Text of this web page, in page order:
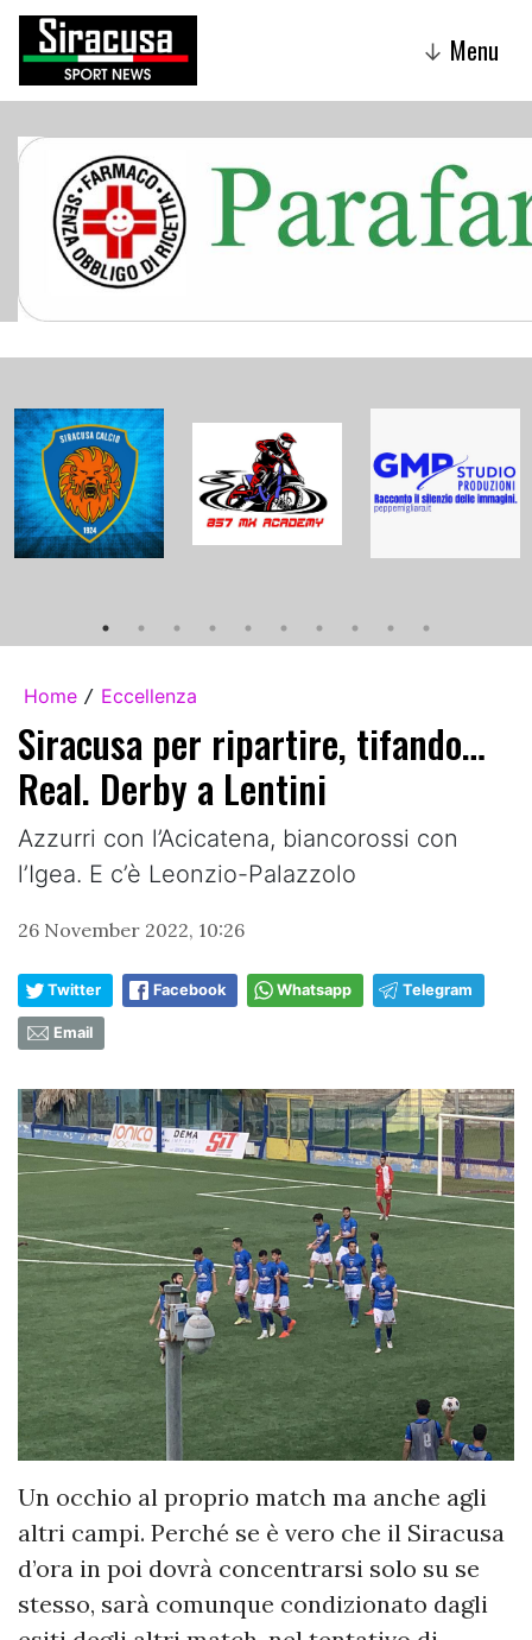
↓ Menu
Home / Eccellenza
Siracusa per ripartire, tifando…
Real. Derby a Lentini
Azzurri con l’Acicatena, biancorossi con
l’Igea. E c’è Leonzio-Palazzolo
26 November 2022, 10:26
Twitter Facebook Whatsapp Telegram
Email
Un occhio al proprio match ma anche agli
altri campi. Perché se è vero che il Siracusa
d’ora in poi dovrà concentrarsi solo su se
stesso, sarà comunque condizionato dagli